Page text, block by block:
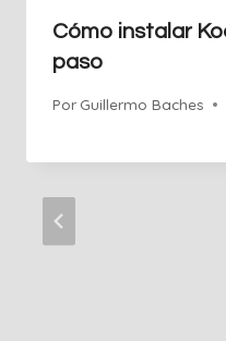
Cómo instalar
paso
Por Guillermo Baches